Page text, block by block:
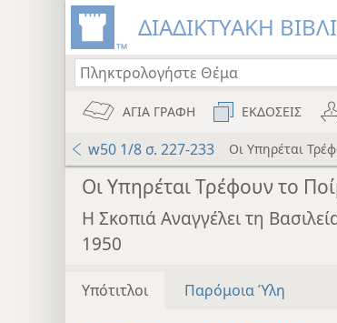
ΔΙΑΔΙΚΤΥΑΚΗ
ΑΓΙΑ ΓΡΑΦΗ ΕΚΔΟΣΕΙΣ
w50 1/8 σ. 227-233 Οι Υπηρέται
Οι Υπηρέται Τρέφουν το
Η Σκοπιά Αναγγέλει τη
1950
Υπότιτλοι Παρόμοια Ύλη